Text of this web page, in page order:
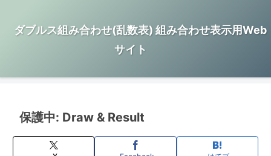
ダブルス組み合わせ(乱数表) 組み合わせ表示用Web
サイト
保護中: Draw & Result